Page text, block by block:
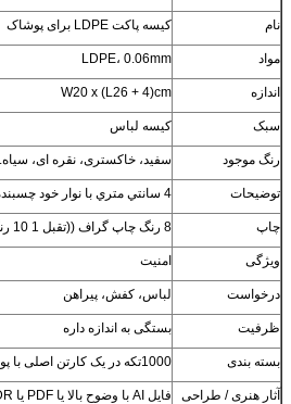
نام کیسه پاکت LDPE برای پوشاک
مواد LDPE، 0.06mm
اندازه W20 x (L26 + 4)cm
سبک کیسه لباس
رنگ موجود سفید، خاکستری، نقره ای،
توضیحات 4 سانتي متري با نوار خود چسبنده براي بسته بندي کيف
چاپ 8 رنگ چاپ گراف ((تقبل 1 10 رنگ)
ویژگی امنیت
درخواست لباس، کفش، پیراهن
ظرفیت بستگی به اندازه داره
بسته بندی 1000تکه در یک کارتن اصلی با پوشش فیلم پلاستیکی
آثار هنری / طراحی فایل AI با وضوح بالا یا PDF یا CDR یا EPS